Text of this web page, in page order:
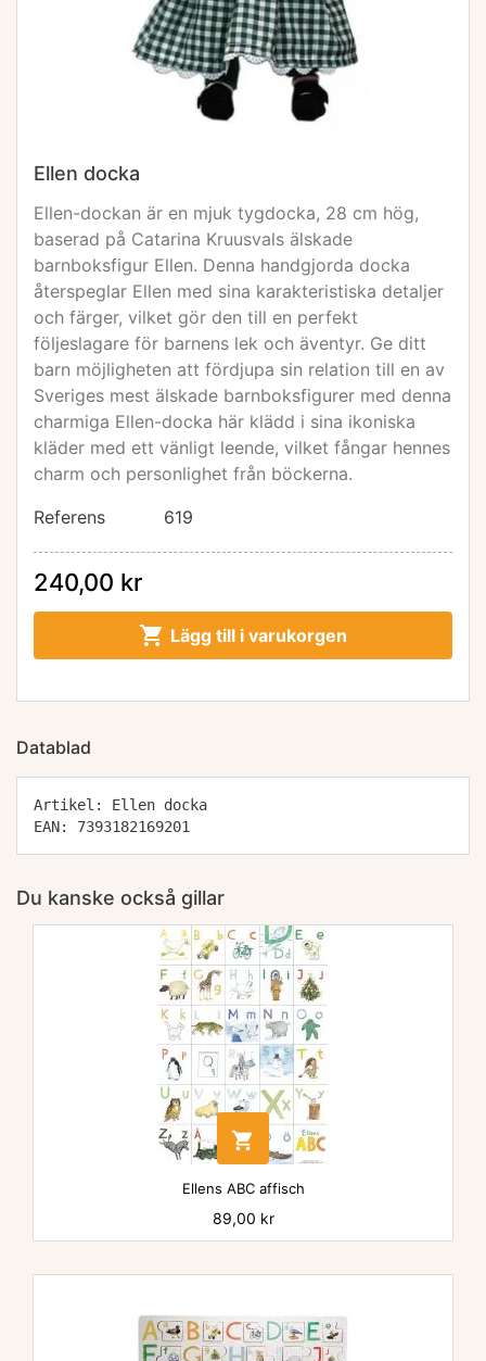
Ellen docka
Ellen-dockan är en mjuk tygdocka, 28 cm hög,
baserad på Catarina Kruusvals älskade
barnboksfigur Ellen. Denna handgjorda docka
återspeglar Ellen med sina karakteristiska detaljer
och färger, vilket gör den till en perfekt
följeslagare för barnens lek och äventyr. Ge ditt
barn möjligheten att fördjupa sin relation till en av
Sveriges mest älskade barnboksfigurer med denna
charmiga Ellen-docka här klädd i sina ikoniska
kläder med ett vänligt leende, vilket fångar hennes
charm och personlighet från böckerna.
Referens
619
240,00 kr
 Lägg till i varukorgen
Datablad
Artikel: Ellen docka
EAN: 7393182169201
Du kanske också gillar

Ellens ABC affisch
Pris
89,00 kr